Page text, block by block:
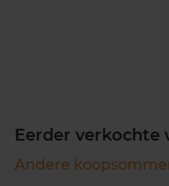
Eerder verkochte
Andere